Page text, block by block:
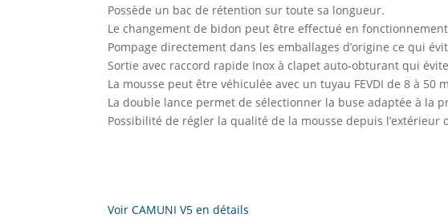
Possède un bac de rétention sur toute sa longueur.
Le changement de bidon peut être effectué en
Pompage directement dans les emballages d’origine ce qui
Sortie avec raccord rapide Inox à clapet auto-obturant qui
La mousse peut être véhiculée avec un tuyau FEVDI de 8 à 50
La double lance permet de sélectionner la buse adaptée à la
Possibilité de régler la qualité de la mousse depuis
Voir CAMUNI V5 en détails